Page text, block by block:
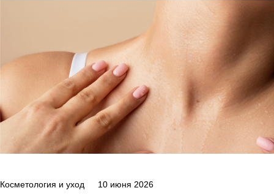
Косметология и уход 10 июня 2026